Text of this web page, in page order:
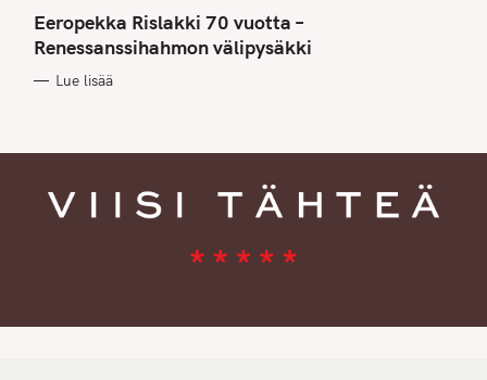
T
E
G
O
I
Eeropekka Rislakki 70 vuotta –
Renessanssihahmon välipysäkki
Lue lisää